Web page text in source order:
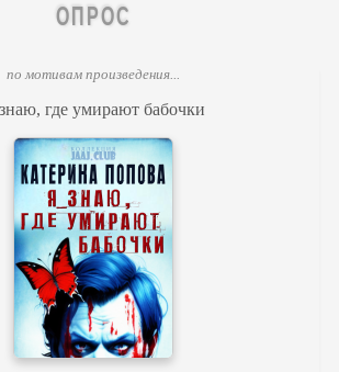
ОПРОС
по мотивам произведения...
где умирают бабочки